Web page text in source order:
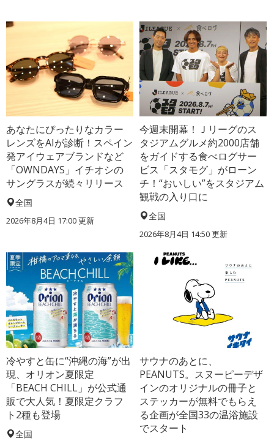
あなたにぴったりなカラー
レンズをAIが診断！スペイン
発アイウェアブランドなど
「OWNDAYS」イチオシの
サングラスが続々リリース
全国
2026年8月4日 17:00更新
今週末開幕！Ｊリーグのス
タジアムグルメ約2000店舗
をガイドする食べログサー
ビス「スタモグ」がローン
チ！“おいしい”をスタジアム
観戦の入り口に
全国
2026年8月4日 14:50更新
冷やすと缶に“沖縄の海”が出
現、オリオン夏限定
「BEACH CHILL」が公式通
販で大人気！夏限定クラフ
ト2種も登場
全国
サウナのあとに、
PEANUTS。スヌーピーデザ
インのオリジナルの冊子と
ステッカーが無料でもらえ
る企画が全国33の温浴施設
でスタート